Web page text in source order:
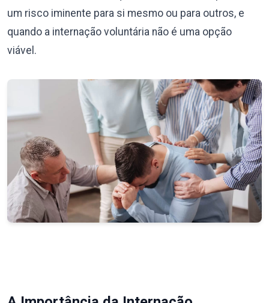
um risco iminente para si mesmo ou para outros, e
quando a internação voluntária não é uma opção
viável.